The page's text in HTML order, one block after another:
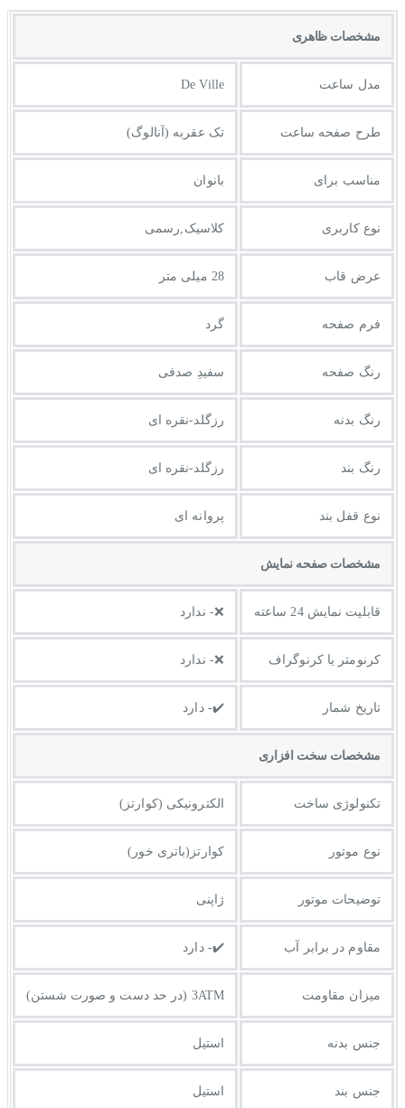
مشخصات ظاهری
مدل ساعت De Ville
طرح صفحه ساعت تک عقربه (آنالوگ)
مناسب برای بانوان
نوع کاربری کلاسیک,رسمی
عرض قاب 28 میلی متر
فرم صفحه گرد
رنگ صفحه سفیدِ صدفی
رنگ بدنه رزگلد-نقره ای
رنگ بند رزگلد-نقره ای
نوع قفل بند پروانه ای
مشخصات صفحه نمايش
قابلیت نمایش 24 ساعته ❌- ندارد
کرنومتر یا کرنوگراف ❌- ندارد
تاریخ شمار ✔️- دارد
مشخصات سخت افزاری
تکنولوژی ساخت الکترونیکی (کوارتز)
نوع موتور کوارتز(باتری خور)
توضیحات موتور ژاپنی
مقاوم در برابر آب ✔️- دارد
میزان مقاومت 3ATM (در حد دست و صورت شستن)
جنس بدنه استیل
جنس بند استیل